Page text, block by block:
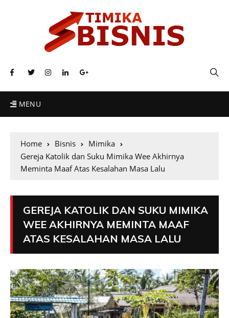
MENU
Home Bisnis
Mimika
Gereja Katolik dan Suku Mimika Wee Akhirnya
Meminta Maaf Atas Kesalahan Masa Lalu
GEREJA KATOLIK DAN SUKU MIMIKA
WEE AKHIRNYA MEMINTA MAAF
ATAS KESALAHAN MASA LALU